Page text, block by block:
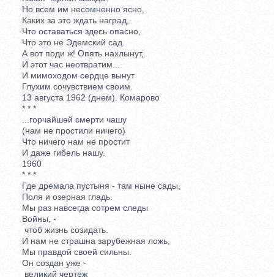
Но всем им несомненно ясно,
Каких за это ждать наград,
Что оставаться здесь опасно,
Что это не Эдемский сад.
А вот поди ж! Опять нахлынут,
И этот час неотвратим...
И мимоходом сердце вынут
Глухим сочувствием своим.
13 августа 1962 (днем). Комарово
* * *
...горчайшей смерти чашу
(нам не простили ничего)
Что ничего нам не простит
И даже гибель нашу.
1960
* * *
Где дремала пустыня - там ныне сады,
Поля и озерная гладь.
Мы раз навсегда сотрем следы
Войны, -
чтоб жизнь созидать.
И нам не страшна зарубежная ложь,
Мы правдой своей сильны.
Он создан уже -
великий чертеж